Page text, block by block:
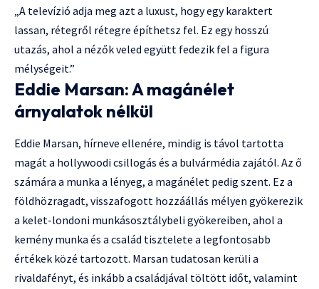
„A televízió adja meg azt a luxust, hogy egy karaktert
lassan, rétegről rétegre építhetsz fel. Ez egy hosszú
utazás, ahol a nézők veled együtt fedezik fel a figura
mélységeit.”
Eddie Marsan: A magánélet
árnyalatok nélkül
Eddie Marsan, hírneve ellenére, mindig is távol tartotta
magát a hollywoodi csillogás és a bulvármédia zajától. Az ő
számára a munka a lényeg, a magánélet pedig szent. Ez a
földhözragadt, visszafogott hozzáállás mélyen gyökerezik
a kelet-londoni munkásosztálybeli gyökereiben, ahol a
kemény munka és a család tisztelete a legfontosabb
értékek közé tartozott. Marsan tudatosan kerüli a
rivaldafényt, és inkább a családjával töltött időt, valamint